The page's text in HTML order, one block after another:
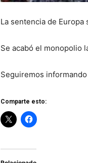
La sentencia de Europa
Se acabó el monopolio
Seguiremos informando
Comparte esto: